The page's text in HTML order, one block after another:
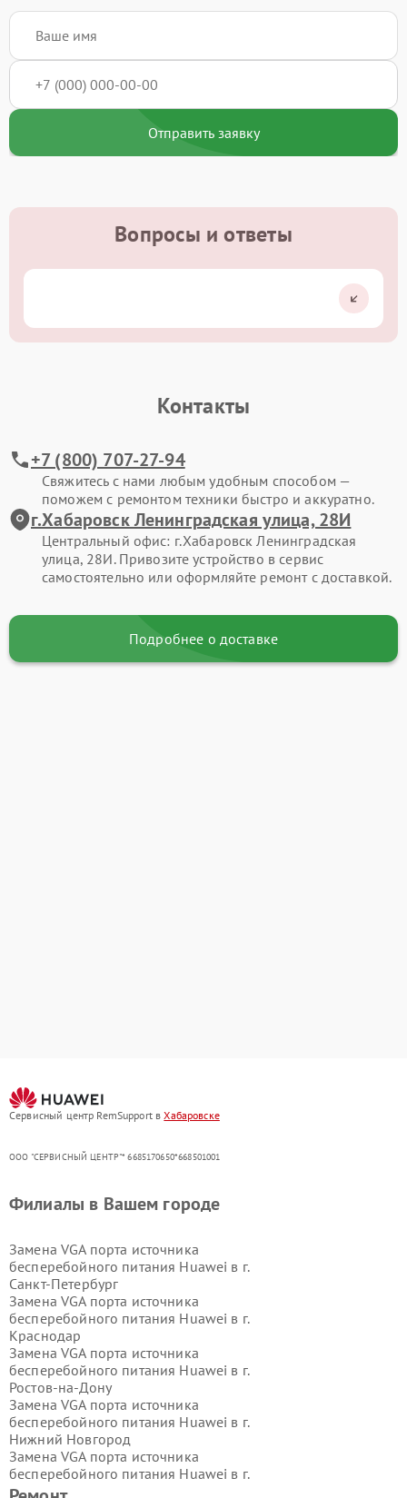
Отправить заявку
Вопросы и ответы
Контакты
+7 (800) 707-27-94
Свяжитесь с нами любым удобным способом —
поможем с ремонтом техники быстро и аккуратно.
г.Хабаровск Ленинградская улица, 28И
Центральный офис: г.Хабаровск Ленинградская
улица, 28И. Привозите устройство в сервис
самостоятельно или оформляйте ремонт с доставкой.
Подробнее о доставке
Сервисный центр RemSupport вХабаровске
ООО "СЕРВИСНЫЙ ЦЕНТР"* 6685170650*668501001
Филиалы в Вашем городе
Замена VGA порта источника
бесперебойного питания Huawei в г.
Санкт-Петербург
Замена VGA порта источника
бесперебойного питания Huawei в г.
Краснодар
Замена VGA порта источника
бесперебойного питания Huawei в г.
Ростов-на-Дону
Замена VGA порта источника
бесперебойного питания Huawei в г.
Нижний Новгород
Замена VGA порта источника
бесперебойного питания Huawei в г.
Новосибирск